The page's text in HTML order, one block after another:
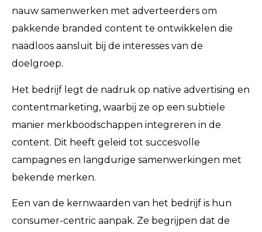
nauw samenwerken met adverteerders om
pakkende branded content te ontwikkelen die
naadloos aansluit bij de interesses van de
doelgroep.
Het bedrijf legt de nadruk op native advertising en
contentmarketing, waarbij ze op een subtiele
manier merkboodschappen integreren in de
content. Dit heeft geleid tot succesvolle
campagnes en langdurige samenwerkingen met
bekende merken.
Een van de kernwaarden van het bedrijf is hun
consumer-centric aanpak. Ze begrijpen dat de